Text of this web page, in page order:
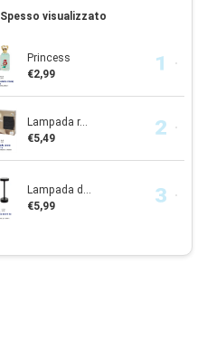
Spesso visualizzato
Princess
€2,99
Lampada r...
€5,49
Lampada d...
€5,99